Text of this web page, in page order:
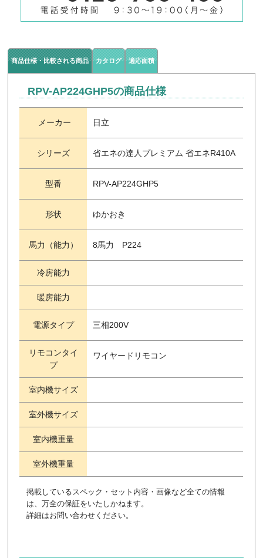
商品仕様・比較される商品 カタログ 適応面積
RPV-AP224GHP5の商品仕様
メーカー 日立
シリーズ 省エネの達人プレミアム 省エネR410A
型番 RPV-AP224GHP5
形状 ゆかおき
馬力（能力） 8馬力 P224
冷房能力
暖房能力
電源タイプ 三相200V
リモコンタイ
プ
ワイヤードリモコン
室内機サイズ
室外機サイズ
室内機重量
室外機重量
掲載しているスペック・セット内容・画像など全ての情報
は、万全の保証をいたしかねます。
詳細はお問い合わせください。